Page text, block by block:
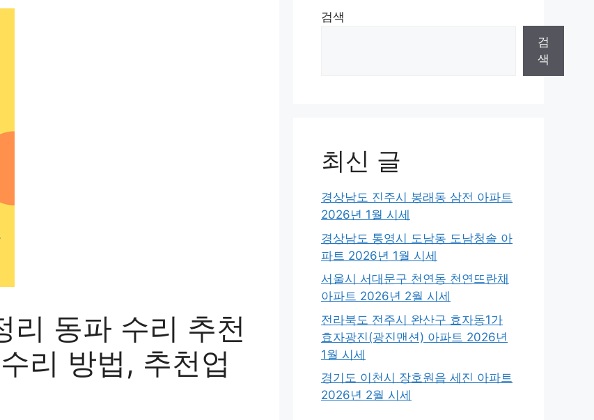
리 동파 수리 추천
리 방법, 추천업
검색
검
색
최신 글
경상남도 진주시 봉래동 삼전 아파트
2026년 1월 시세
경상남도 통영시 도남동 도남청솔 아
파트 2026년 1월 시세
서울시 서대문구 천연동 천연뜨란채
아파트 2026년 2월 시세
전라북도 전주시 완산구 효자동1가
효자광진(광진맨션) 아파트 2026년
1월 시세
경기도 이천시 장호원읍 세진 아파트
2026년 2월 시세